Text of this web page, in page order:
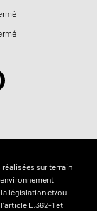
sur terrain
législation et/ou
L.362-1 et